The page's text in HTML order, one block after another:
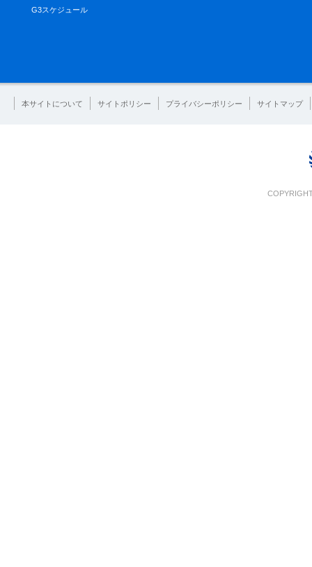
G3スケジュール
本サイトについて サイトポリシー プライバシーポリシー サイトマップ